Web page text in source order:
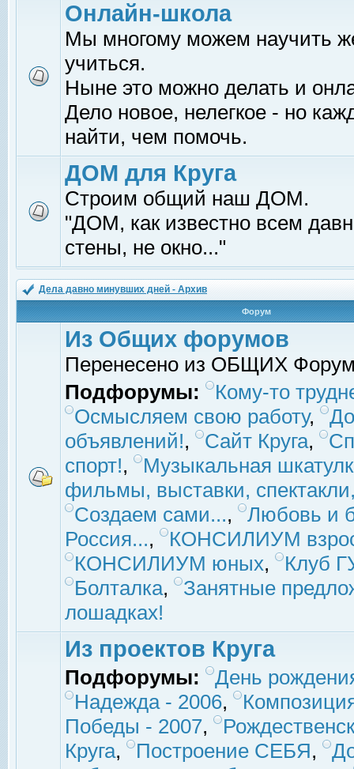
Онлайн-школа
Мы многому можем научить
учиться.
Ныне это можно делать и
Дело новое, нелегкое - но
найти, чем помочь.
ДОМ для Круга
Строим общий наш ДОМ.
"ДОМ, как известно всем
стены, не окно..."
Дела давно минувших дней - Архив
Форум
Из Общих форумов
Перенесено из ОБЩИХ
Подфорумы:
Кому-то
Осмысляем свою работу,
объявлений!, Сайт Круга,
спорт!,
Музыкальная
фильмы, выставки,
Создаем сами...,
Любовь и
Россия...,
КОНСИЛИУМ
КОНСИЛИУМ юных,
Клуб
Болталка,
Занятные
лошадках!
Из проектов Круга
Подфорумы:
День
Надежда - 2006,
Победы - 2007,
Круга, Построение СЕБЯ,